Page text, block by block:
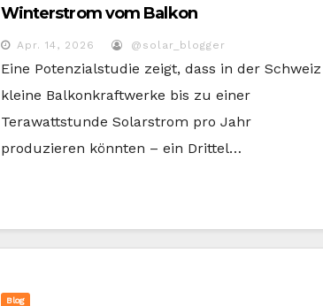
Winterstrom vom Balkon
Apr. 14, 2026 @solar_blogger
Eine Potenzialstudie zeigt, dass in der Schweiz
kleine Balkonkraftwerke bis zu einer
Terawattstunde Solarstrom pro Jahr
produzieren könnten – ein Drittel…
Blog